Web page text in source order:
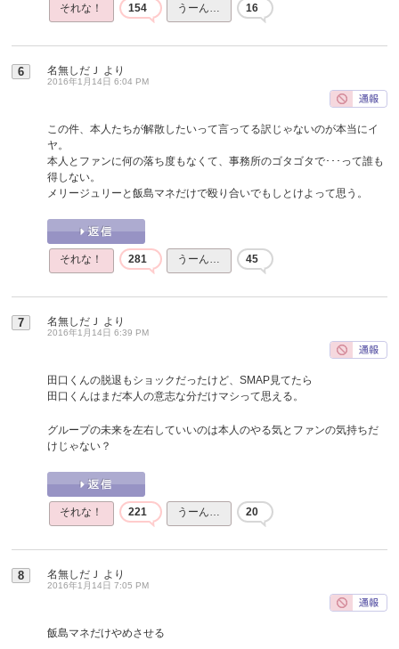
それな！ 154 うーん… 16
6 名無しだＪ より
2016年1月14日 6:04 PM
この件、本人たちが解散したいって言ってる訳じゃないのが本当にイ
ヤ。
本人とファンに何の落ち度もなくて、事務所のゴタゴタで･･･って誰も
得しない。
メリージュリーと飯島マネだけで殴り合いでもしとけよって思う。
それな！ 281 うーん… 45
7 名無しだＪ より
2016年1月14日 6:39 PM
田口くんの脱退もショックだったけど、SMAP見てたら
田口くんはまだ本人の意志な分だけマシって思える。
グループの未来を左右していいのは本人のやる気とファンの気持ちだ
けじゃない？
それな！ 221 うーん… 20
8 名無しだＪ より
2016年1月14日 7:05 PM
飯島マネだけやめさせる